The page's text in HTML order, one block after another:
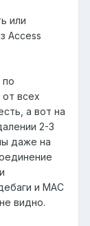
или
Access
по
всех
а вот на
2-3
даже на
и MAC
видно.